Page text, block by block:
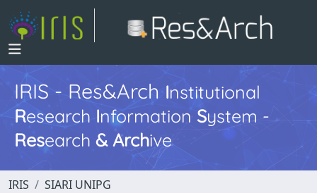
IRIS - Res&ArchInstitutional
Research InformationSystem -
Research & Archive
IRIS
SIARI UNIPG